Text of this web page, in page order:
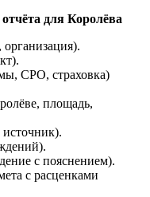
для Королёва
организация).
СРО, страховка)
площадь,
источник).
с пояснением).
с расценками